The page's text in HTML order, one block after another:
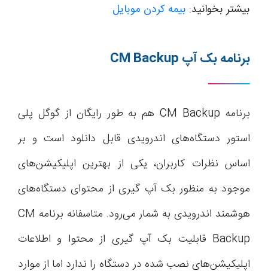
بیشتر بخوانید: بیمه کردن موبایل
برنامه بک آپ CM Backup
برنامه CM Backup هم به طور رایگان از گوگل پلی
استور دستگاه‌های اندرویدی قابل دانلود است و بر
اساس نظرات کاربران، یکی از بهترین اپلیکیشن‌های
موجود به منظور بک آپ گیری از محتوای دستگاه‌های
هوشمند اندرویدی به شمار می‌رود. متاسفانه برنامه CM
Backup قابلیت بک آپ گیری از محتوا و اطلاعات
اپلیکیشن‌های نصب شده در دستگاه را ندارد اما از موارد